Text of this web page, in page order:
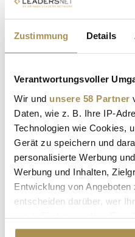
Zustimmung Details
Verantwortungsvoller
Wir und unsere 58 Partner
Daten, wie z. B. Ihre IP-
Technologien wie Cookies,
Gerät zu speichern und
personalisierte Werbung
Werbung und Inhalten,
Entwicklung von
entscheiden darüber, wer
Cookie-Erklärung oder